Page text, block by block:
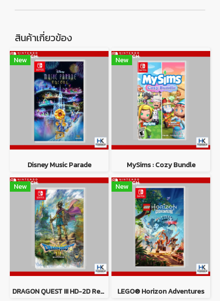
สินค้าเกี่ยวข้อง
New
Disney Music Parade
New
MySims : Cozy Bundle
New
DRAGON QUEST III HD-2D Remake
New
LEGO® Horizon Adventures